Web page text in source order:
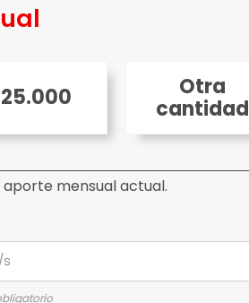
Otra
cantidad
mensual actual.